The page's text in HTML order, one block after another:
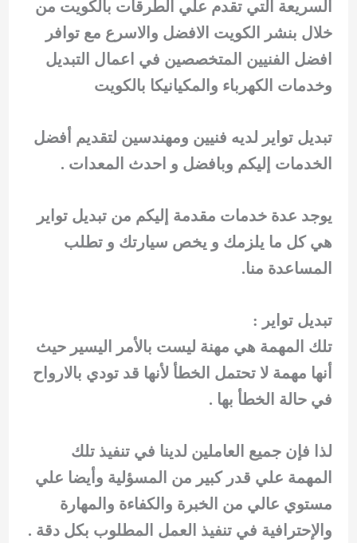
السريعة التي تقدم علي الطرقات بالكويت من
خلال بنشر الكويت الافضل والاسرع مع توافر
افضل الفنيين المتخصصين في اعمال التبديل
وخدمات الكهرباء والمكيانيكا بالكويت
تبديل تواير لديه فنيين ومهندسين لتقديم أفضل
الخدمات إليكم وبافضل و احدث المعدات .
يوجد عدة خدمات مقدمة إليكم من تبديل تواير
هي كل ما يلزمك و يخص سيارتك و تطلب
المساعدة منا.
تبديل تواير :
تلك المهمة هي مهنة ليست بالأمر اليسير حيث
أنها مهمة لا تحتمل الخطأ لأنها قد تودي بالارواح
في حالة الخطأ بها .
لذا فإن جميع العاملين لدينا في تنفيذ تلك
المهمة علي قدر كبير من المسؤلية وأيضا علي
مستوي عالي من الخبرة والكفاءة والمهارة
والإحترافية في تنفيذ العمل المطلوب بكل دقة .